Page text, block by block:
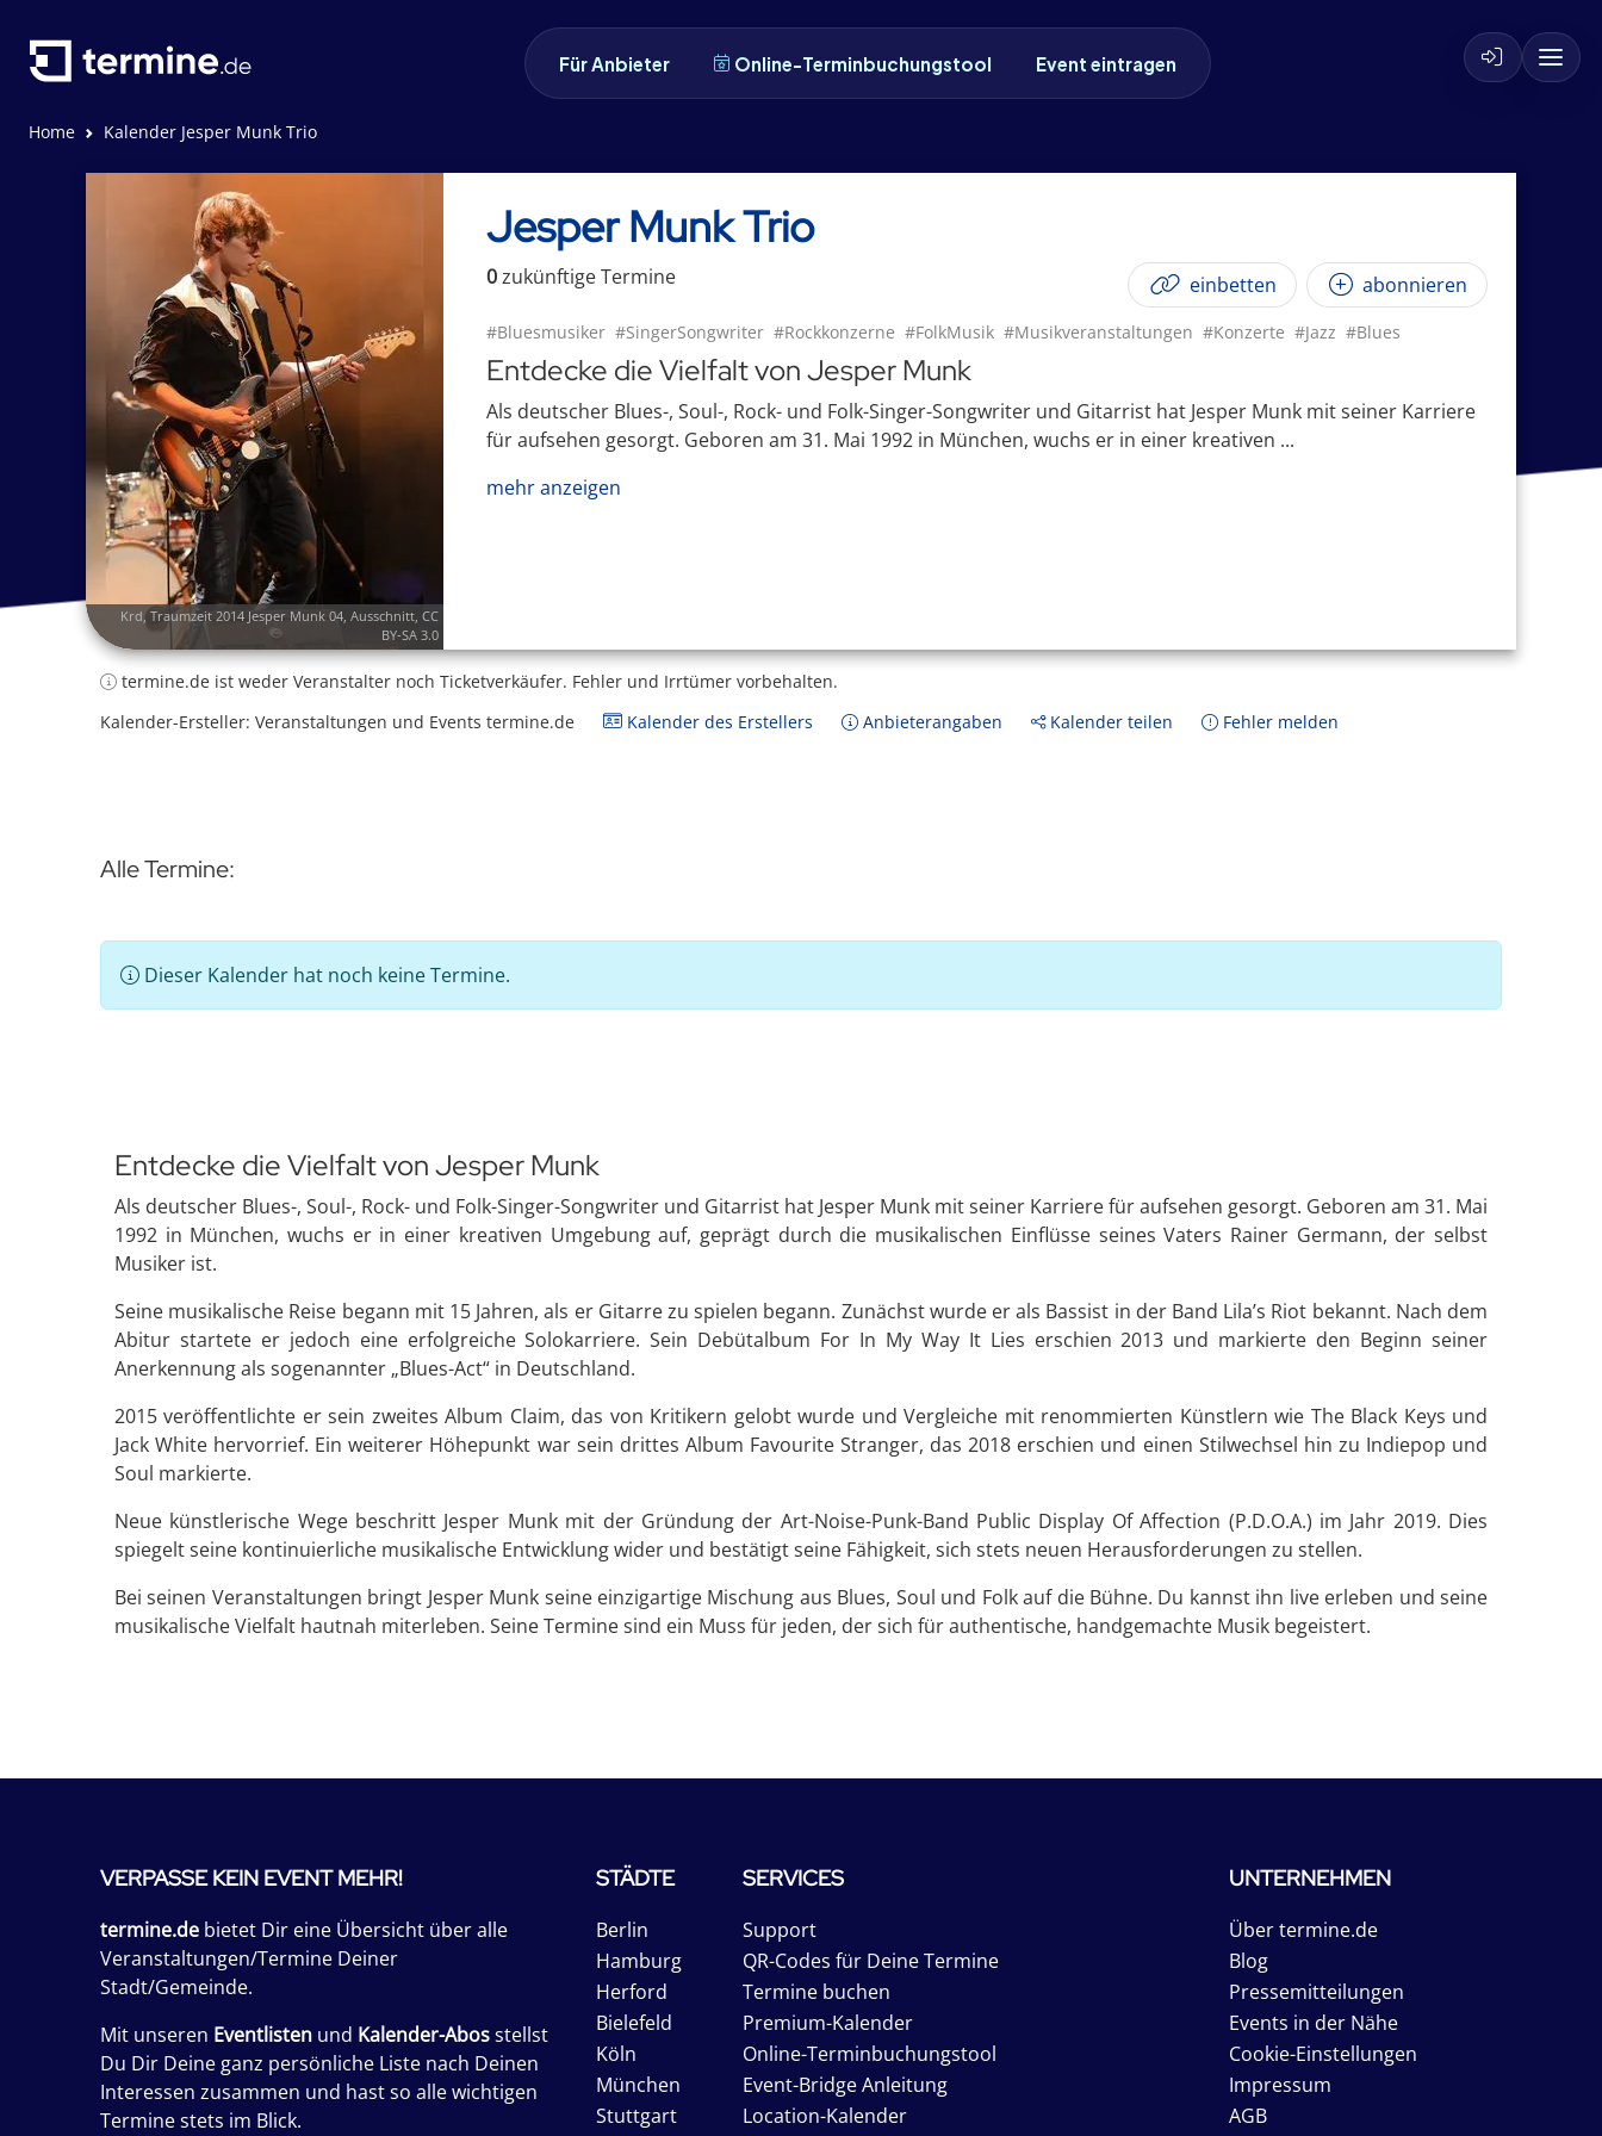
Für Anbieter Online-Terminbuchungstool Event eintragen
Home Kalender Jesper Munk Trio
Krd,Traumzeit 2014 Jesper Munk 04, Ausschnitt, CC
BY-SA 3.0
Jesper Munk Trio
0zukünftigeTermine einbetten abonnieren
#Bluesmusiker #SingerSongwriter #Rockkonzerne #FolkMusik #Musikveranstaltungen #Konzerte #Jazz #Blues
Entdecke die Vielfalt von Jesper Munk
Als deutscher Blues-, Soul-, Rock- und Folk-Singer-Songwriter und Gitarrist hat Jesper Munk mit seiner Karriere
für aufsehen gesorgt. Geboren am 31. Mai 1992 in München, wuchs er in einer kreativen ...
mehr anzeigen
termine.de ist weder Veranstalter noch Ticketverkäufer. Fehler und Irrtümer vorbehalten.
Kalender-Ersteller: Veranstaltungen und Events termine.de
Kalender des Erstellers Anbieterangaben Kalender teilen Fehler melden
Alle Termine:
Dieser Kalender hat noch keine Termine.
Entdecke die Vielfalt von Jesper Munk
Als deutscher Blues-, Soul-, Rock- und Folk-Singer-Songwriter und Gitarrist hat Jesper Munk mit seiner Karriere für aufsehen gesorgt. Geboren am 31. Mai
1992 in München, wuchs er in einer kreativen Umgebung auf, geprägt durch die musikalischen Einflüsse seines Vaters Rainer Germann, der selbst
Musiker ist.
Seine musikalische Reise begann mit 15 Jahren, als er Gitarre zu spielen begann. Zunächst wurde er als Bassist in der Band Lila’s Riot bekannt. Nach dem
Abitur startete er jedoch eine erfolgreiche Solokarriere. Sein Debütalbum For In My Way It Lies erschien 2013 und markierte den Beginn seiner
Anerkennung als sogenannter „Blues-Act“ in Deutschland.
2015 veröffentlichte er sein zweites Album Claim, das von Kritikern gelobt wurde und Vergleiche mit renommierten Künstlern wie The Black Keys und
Jack White hervorrief. Ein weiterer Höhepunkt war sein drittes Album Favourite Stranger, das 2018 erschien und einen Stilwechsel hin zu Indiepop und
Soul markierte.
Neue künstlerische Wege beschritt Jesper Munk mit der Gründung der Art-Noise-Punk-Band Public Display Of Affection (P.D.O.A.) im Jahr 2019. Dies
spiegelt seine kontinuierliche musikalische Entwicklung wider und bestätigt seine Fähigkeit, sich stets neuen Herausforderungen zu stellen.
Bei seinen Veranstaltungen bringt Jesper Munk seine einzigartige Mischung aus Blues, Soul und Folk auf die Bühne. Du kannst ihn live erleben und seine
musikalische Vielfalt hautnah miterleben. Seine Termine sind ein Muss für jeden, der sich für authentische, handgemachte Musik begeistert.
VERPASSE KEIN EVENT MEHR!
termine.de bietet Dir eine Übersicht über alle
Veranstaltungen/Termine Deiner
Stadt/Gemeinde.
Mit unseren Eventlisten und Kalender-Abosstellst
Du Dir Deine ganz persönliche Liste nach Deinen
Interessen zusammen und hast so alle wichtigen
Termine stets im Blick.
STÄDTE
Berlin
Hamburg
Herford
Bielefeld
Köln
München
Stuttgart
SERVICES
Support
QR-Codes für Deine Termine
Termine buchen
Premium-Kalender
Online-Terminbuchungstool
Event-Bridge Anleitung
Location-Kalender
UNTERNEHMEN
Über termine.de
Blog
Pressemitteilungen
Events in der Nähe
Cookie-Einstellungen
Impressum
AGB